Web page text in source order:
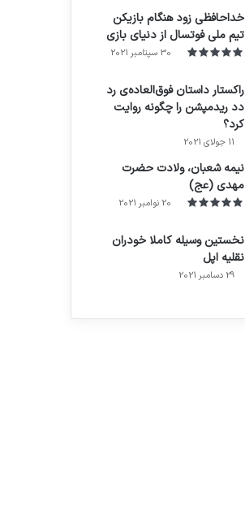
خداحافظی زود هنگام بازیکن
تیم ملی فوتسال از دنیای بازی
30 سپتامبر 2021
راکستار داستان فوق‌العاده‌ی رد
دد ریدمپشن را چگونه روایت
کرد؟
11 جولای 2021
نیمه شعبان، ولادت حضرت
مهدی (عج)
20 نوامبر 2021
نخستین وسیله کاملا خودران
نقلیه اپل
29 دسامبر 2021